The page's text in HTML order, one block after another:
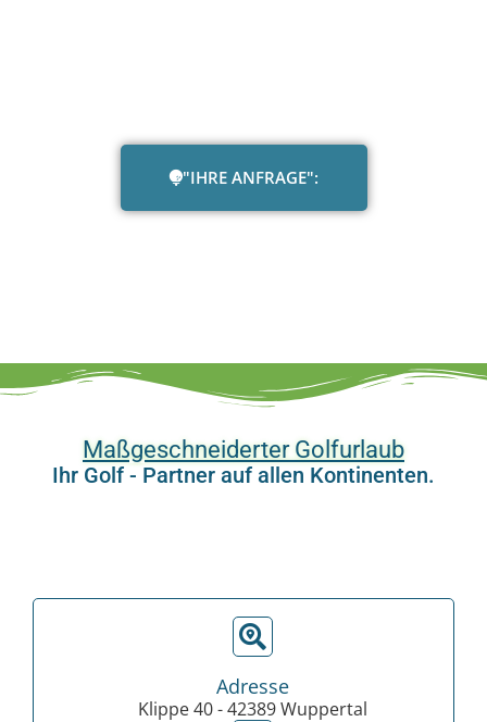
"IHRE ANFRAGE":
Maßgeschneiderter Golfurlaub
Ihr Golf - Partner auf allen Kontinenten.
Adresse
Klippe 40 - 42389 Wuppertal